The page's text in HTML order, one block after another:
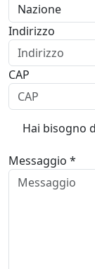
Indirizzo
CAP
Hai bisogno
Messaggio *